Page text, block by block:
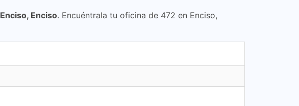
Enciso, Enciso. Encuéntrala tu oficina de 472 en Enciso,